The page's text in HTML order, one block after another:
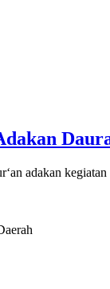
adakan